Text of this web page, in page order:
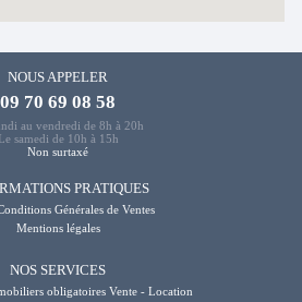
NOUS APPELER
09 70 69 08 58
au vendredi de 8h à 20h
Le samedi de 10h à 15h
Non surtaxé
PRATIQUES
Générales de Ventes
Mentions légales
NOS SERVICES
obligatoires Vente - Location